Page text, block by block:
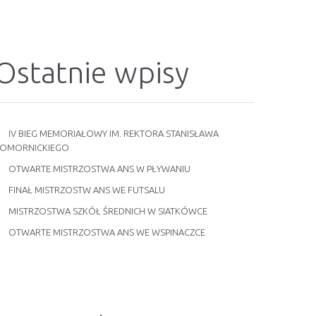
wpisy
IV BIEG MEMORIAŁOWY IM. REKTORA STANISŁAWA
OTWARTE MISTRZOSTWA ANS W PŁYWANIU
FINAŁ MISTRZOSTW ANS WE FUTSALU
MISTRZOSTWA SZKÓŁ ŚREDNICH W SIATKÓWCE
OTWARTE MISTRZOSTWA ANS WE WSPINACZCE